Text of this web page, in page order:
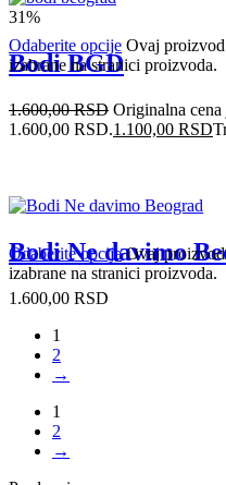
Odaberite opcije Ovaj
izabrane na stranici proizvoda.
31%
Bodi BGD
1.600,00RSD Originalna cena
1.600,00 RSD.1.100,00 RSD
Odaberite opcije Ovaj
izabrane na stranici proizvoda.
Bodi Ne davimo
1.600,00 RSD
1
2
→
1
2
→